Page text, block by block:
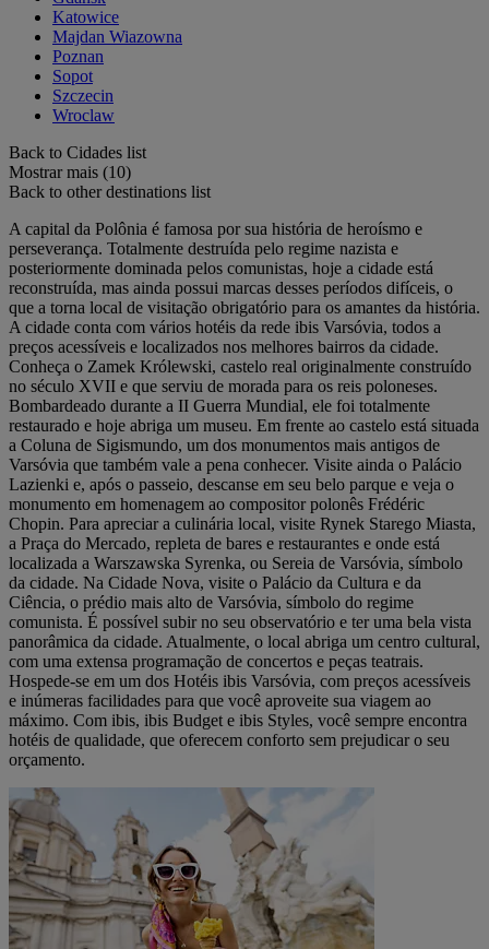
Katowice
Majdan Wiazowna
Poznan
Sopot
Szczecin
Wroclaw
Back to Cidades list
Mostrar mais (10)
Back to other destinations list
A capital da Polônia é famosa por sua história de heroísmo e
perseverança. Totalmente destruída pelo regime nazista e
posteriormente dominada pelos comunistas, hoje a cidade está
reconstruída, mas ainda possui marcas desses períodos difíceis, o
que a torna local de visitação obrigatório para os amantes da história.
A cidade conta com vários hotéis da rede ibis Varsóvia, todos a
preços acessíveis e localizados nos melhores bairros da cidade.
Conheça o Zamek Królewski, castelo real originalmente construído
no século XVII e que serviu de morada para os reis poloneses.
Bombardeado durante a II Guerra Mundial, ele foi totalmente
restaurado e hoje abriga um museu. Em frente ao castelo está situada
a Coluna de Sigismundo, um dos monumentos mais antigos de
Varsóvia que também vale a pena conhecer. Visite ainda o Palácio
Lazienki e, após o passeio, descanse em seu belo parque e veja o
monumento em homenagem ao compositor polonês Frédéric
Chopin. Para apreciar a culinária local, visite Rynek Starego Miasta,
a Praça do Mercado, repleta de bares e restaurantes e onde está
localizada a Warszawska Syrenka, ou Sereia de Varsóvia, símbolo
da cidade. Na Cidade Nova, visite o Palácio da Cultura e da
Ciência, o prédio mais alto de Varsóvia, símbolo do regime
comunista. É possível subir no seu observatório e ter uma bela vista
panorâmica da cidade. Atualmente, o local abriga um centro cultural,
com uma extensa programação de concertos e peças teatrais.
Hospede-se em um dos Hotéis ibis Varsóvia, com preços acessíveis
e inúmeras facilidades para que você aproveite sua viagem ao
máximo. Com ibis, ibis Budget e ibis Styles, você sempre encontra
hotéis de qualidade, que oferecem conforto sem prejudicar o seu
orçamento.